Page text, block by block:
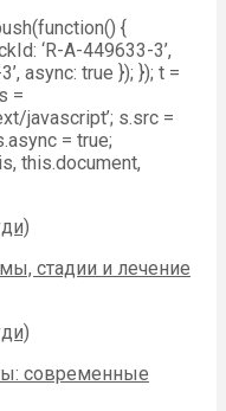
{
‘R-A-449633-3’,
async: true }); }); t =
=
javascript’; s.src =
= true;
this.document,